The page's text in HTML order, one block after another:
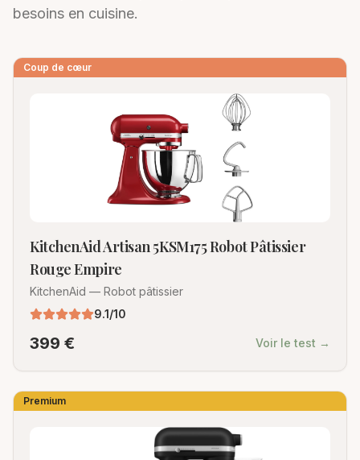
besoins en cuisine.
Coup de cœur
KitchenAid Artisan 5KSM175 Robot Pâtissier
Rouge Empire
KitchenAid — Robot pâtissier
9.1/10
399 € Voir le test →
Premium